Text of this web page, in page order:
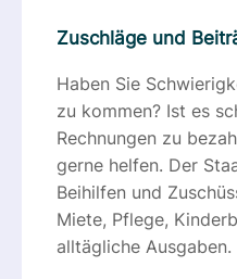
Zuschläge und
Haben Sie
zu kommen? Ist es
Rechnungen zu
gerne helfen. Der
Beihilfen und
Miete, Pflege,
alltägliche Ausgaben.